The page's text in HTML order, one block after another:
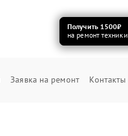
Получить 1500₽
на ремонт техники
Заявка на ремонт Контакты